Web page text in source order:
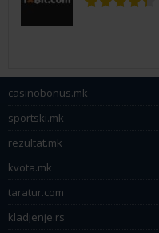
casinobonus.mk
sportski.mk
rezultat.mk
kvota.mk
taratur.com
kladjenje.rs